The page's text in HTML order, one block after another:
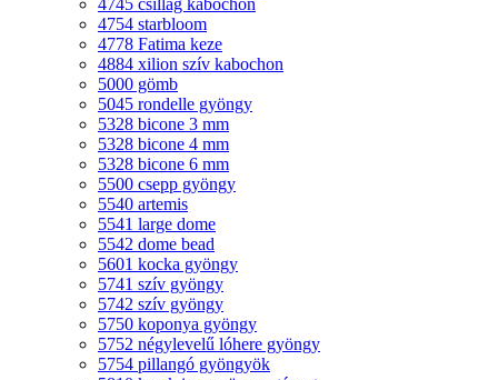
4745 csillag kabochon
4754 starbloom
4778 Fatima keze
4884 xilion szív kabochon
5000 gömb
5045 rondelle gyöngy
5328 bicone 3 mm
5328 bicone 4 mm
5328 bicone 6 mm
5500 csepp gyöngy
5540 artemis
5541 large dome
5542 dome bead
5601 kocka gyöngy
5741 szív gyöngy
5742 szív gyöngy
5750 koponya gyöngy
5752 négylevelű lóhere gyöngy
5754 pillangó gyöngyök